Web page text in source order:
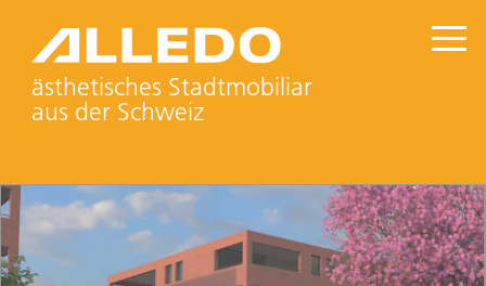
ästhetisches Stadtmobiliar
aus der Schweiz